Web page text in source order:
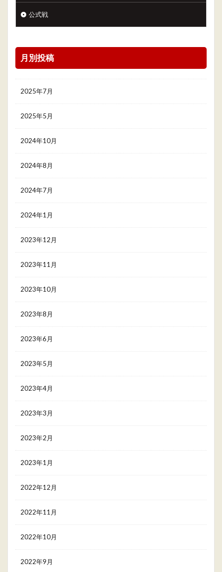
公式戦
月別投稿
2025年7月
2025年5月
2024年10月
2024年8月
2024年7月
2024年1月
2023年12月
2023年11月
2023年10月
2023年8月
2023年6月
2023年5月
2023年4月
2023年3月
2023年2月
2023年1月
2022年12月
2022年11月
2022年10月
2022年9月